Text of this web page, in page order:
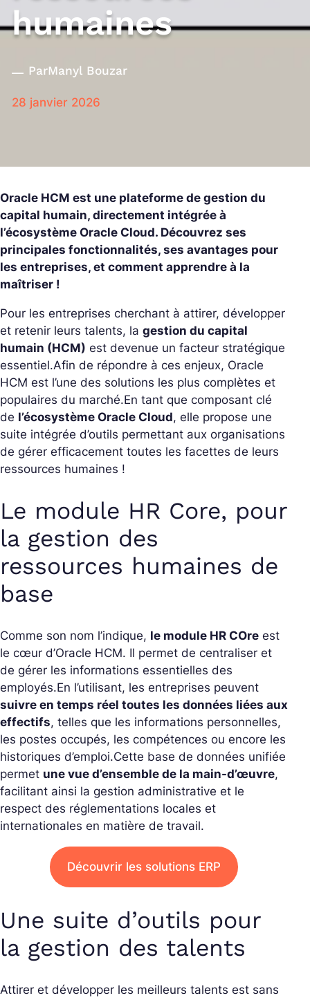
humaines
ParManyl Bouzar
28 janvier 2026
Oracle HCM est une plateforme de gestion du
capital humain, directement intégrée à
l’écosystème Oracle Cloud. Découvrez ses
principales fonctionnalités, ses avantages pour
les entreprises, et comment apprendre à la
maîtriser !
Pour les entreprises cherchant à attirer, développer
et retenir leurs talents, la gestion du capital
humain (HCM) est devenue un facteur stratégique
essentiel.Afin de répondre à ces enjeux, Oracle
HCM est l’une des solutions les plus complètes et
populaires du marché.En tant que composant clé
de l’écosystème Oracle Cloud, elle propose une
suite intégrée d’outils permettant aux organisations
de gérer efficacement toutes les facettes de leurs
ressources humaines !
Le module HR Core, pour
la gestion des
ressources humaines de
base
Comme son nom l’indique, le module HR COre est
le cœur d’Oracle HCM. Il permet de centraliser et
de gérer les informations essentielles des
employés.En l’utilisant, les entreprises peuvent
suivre en temps réel toutes les données liées aux
effectifs, telles que les informations personnelles,
les postes occupés, les compétences ou encore les
historiques d’emploi.Cette base de données unifiée
permet une vue d’ensemble de la main-d’œuvre,
facilitant ainsi la gestion administrative et le
respect des réglementations locales et
internationales en matière de travail.
Découvrir les solutions ERP
Une suite d’outils pour
la gestion des talents
Attirer et développer les meilleurs talents est sans